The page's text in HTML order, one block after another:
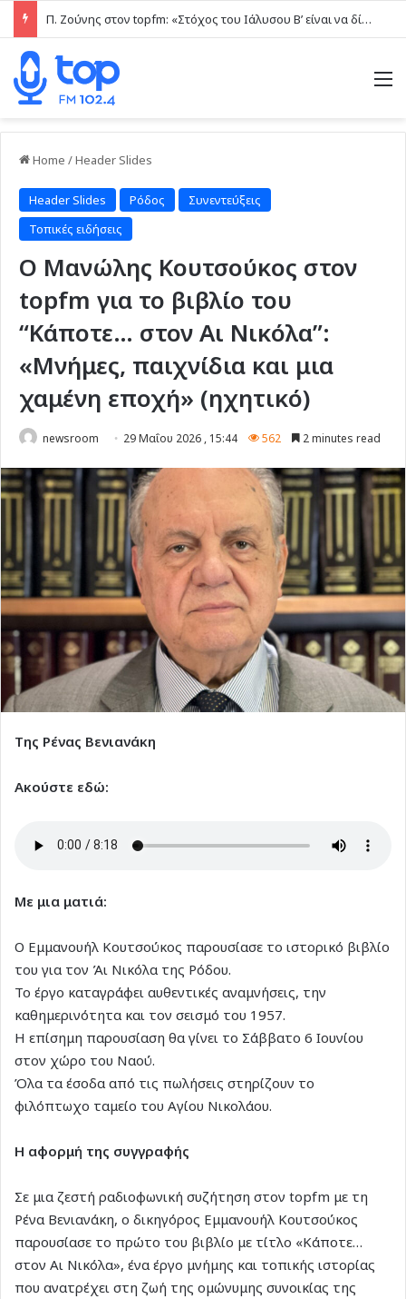
Π. Ζούνης στον topfm: «Στόχος του Ιάλυσου Β’ είναι να δίνει παιχνίδια και πραγματικές ευκαιρίες στα νέα παιδιά» (ηχητικό)
Home /Header Slides
Header Slides Ρόδος
Συνεντεύξεις
Τοπικές ειδήσεις
Ο Μανώλης Κουτσούκος στον
topfm για το βιβλίο του
“Κάποτε… στον Αι Νικόλα”:
«Μνήμες, παιχνίδια και μια
χαμένη εποχή» (ηχητικό)
newsroom 29 Μαΐου 2026 , 15:44 562 2 minutes read
Της Ρένας Βενιανάκη
Ακούστε εδώ:
Με μια ματιά:
Ο Εμμανουήλ Κουτσούκος παρουσίασε το ιστορικό βιβλίο
του για τον Άι Νικόλα της Ρόδου.
Το έργο καταγράφει αυθεντικές αναμνήσεις, την
καθημερινότητα και τον σεισμό του 1957.
Η επίσημη παρουσίαση θα γίνει το Σάββατο 6 Ιουνίου
στον χώρο του Ναού.
Όλα τα έσοδα από τις πωλήσεις στηρίζουν το
φιλόπτωχο ταμείο του Αγίου Νικολάου.
Η αφορμή της συγγραφής
Σε μια ζεστή ραδιοφωνική συζήτηση στον topfm με τη
Ρένα Βενιανάκη, ο δικηγόρος Εμμανουήλ Κουτσούκος
παρουσίασε το πρώτο του βιβλίο με τίτλο «Κάποτε…
στον Αι Νικόλα», ένα έργο μνήμης και τοπικής ιστορίας
που ανατρέχει στη ζωή της ομώνυμης συνοικίας της